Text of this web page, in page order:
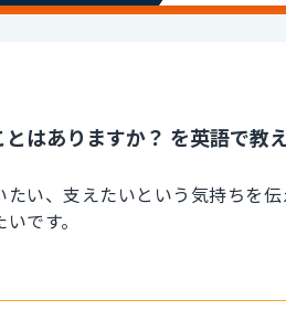
はありますか？ を英語で教
い、支えたいという気持ちを
です。